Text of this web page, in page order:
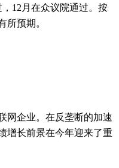
12月在众议院通过。按
所预期。
网企业。在反垄断的加速
增长前景在今年迎来了重